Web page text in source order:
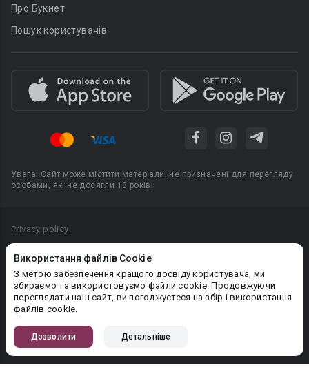
Використання файлів Cookie
З метою забезпечення кращого досвіду користувача, ми
збираємо та використовуємо файли cookie. Продовжуючи
переглядати наш сайт, ви погоджуєтеся на збір і використання
файлів cookie.
Дозволити Детальніше
Про Букнет
Пошук користувачів
Увага! Сайт може містити матеріали, не призначені для перегляду
особами, які не досягли 18 років!
Privacy policy
Політика конфіденційності
Правила публікації авторського контенту
PR-вiддiл: pr@booknet.com
© 2026 Booknet. Всі права захищено.